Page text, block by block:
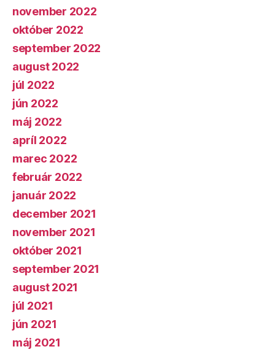
november 2022
október 2022
september 2022
august 2022
júl 2022
jún 2022
máj 2022
apríl 2022
marec 2022
február 2022
január 2022
december 2021
november 2021
október 2021
september 2021
august 2021
júl 2021
jún 2021
máj 2021